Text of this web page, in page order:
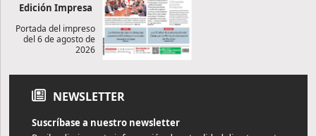
Edición Impresa
Portada del impreso
del 6 de agosto de
2026
NEWSLETTER
Suscríbase a nuestro newsletter